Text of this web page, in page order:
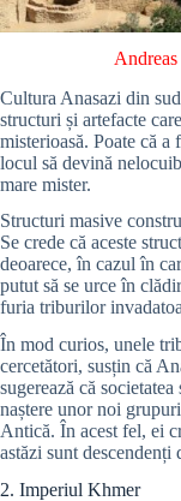
Cultura Anasazi din
structuri și artefacte
misterioasă. Poate că
locul să devină
mare mister.
Structuri masive
Se crede că aceste
deoarece, în cazul în
putut să se urce în
furia triburilor
În mod curios, unele
cercetători, susțin că
sugerează că
naștere unor noi
Antică. În acest fel, ei
astăzi sunt
2. Imperiul Khmer